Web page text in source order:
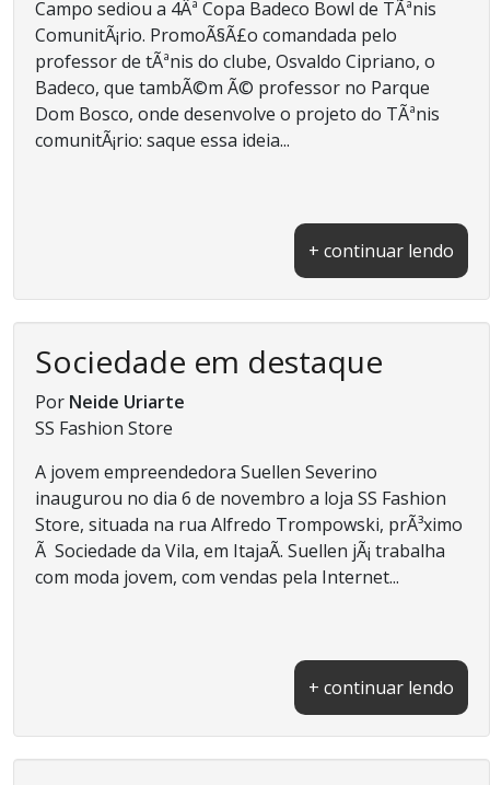
Campo sediou a 4Âª Copa Badeco Bowl de TÃªnis
ComunitÃ¡rio. PromoÃ§Ã£o comandada pelo
professor de tÃªnis do clube, Osvaldo Cipriano, o
Badeco, que tambÃ©m Ã© professor no Parque
Dom Bosco, onde desenvolve o projeto do TÃªnis
comunitÃ¡rio: saque essa ideia...
+ continuar lendo
Sociedade em destaque
Por Neide Uriarte
SS Fashion Store
A jovem empreendedora Suellen Severino
inaugurou no dia 6 de novembro a loja SS Fashion
Store, situada na rua Alfredo Trompowski, prÃ³ximo
Ã Sociedade da Vila, em ItajaÃ­. Suellen jÃ¡ trabalha
com moda jovem, com vendas pela Internet...
+ continuar lendo